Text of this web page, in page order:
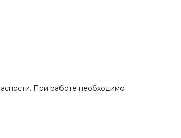
При работе необходимо